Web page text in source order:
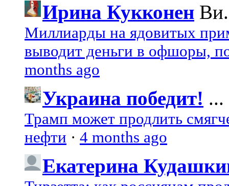
Ирина Кукконен
Миллиарды на ядовитых
выводит деньги в офшоры,
months ago
Украина победит! ...
Трамп может продлить
нефти · 4 months ago
Екатерина